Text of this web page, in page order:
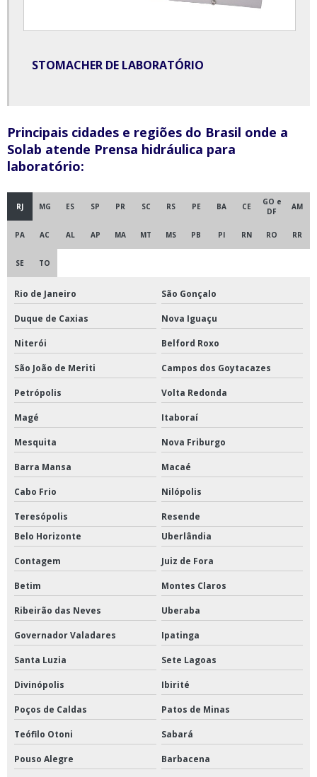
Misturador tipo y
Moinho de bolas para laboratório
Moinho de facas tipo willey
Moinho de jarro para laboratório
Moinho de solo
Prensa hidráulica com aquecimento para laboratório
Refrigerador para vacinas
Refrigerador para vacinas preço
Tanque de formol para cadáveres
Tanques de formol
Reator fermentador biorreator para laboratório
Banho para ductilômetro
Bomba peristáltica
Bomba peristáltica digital
Britador de mandíbula
Câmara climática
Câmara climática para laboratório
Centrifuga de laboratório de petróleo
Centrifuga de petróleo
Centrífuga refrigerada
Centrifuga refrigerada de bancada
Concentrador de amostras a vácuo
Concentrador de amostras nitrogênio
STOMACHER DE LABORATÓRIO
Principais cidades e regiões do Brasil onde a
Solab atende Prensa hidráulica para
laboratório:
RJ MG ES SP PR SC RS PE BA CE
GO e
DF
AM
PA AC AL AP MA MT MS PB PI RN RO RR
SE TO
Rio de Janeiro São Gonçalo
Duque de Caxias Nova Iguaçu
Niterói Belford Roxo
São João de Meriti Campos dos Goytacazes
Petrópolis Volta Redonda
Magé Itaboraí
Mesquita Nova Friburgo
Barra Mansa Macaé
Cabo Frio Nilópolis
Teresópolis
Resende
Belo Horizonte
Uberlândia
Contagem Juiz de Fora
Betim Montes Claros
Ribeirão das Neves Uberaba
Governador Valadares Ipatinga
Santa Luzia Sete Lagoas
Divinópolis Ibirité
Poços de Caldas Patos de Minas
Teófilo Otoni Sabará
Pouso Alegre Barbacena